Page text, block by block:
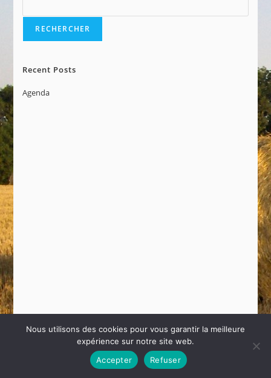
RECHERCHER
Recent Posts
Agenda
Copyright R&M.com
Nous utilisons des cookies pour vous garantir la meilleure
expérience sur notre site web.
Accepter
Refuser